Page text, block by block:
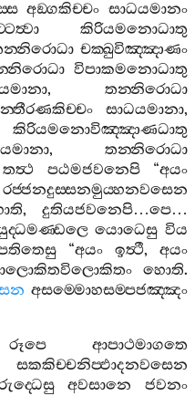
අඞ‍්ගකිච‍්චං සාධයමානං
කිරියමනොධාතු
චක‍්ඛුවිඤ‍්ඤාණං
විපාකමනොධාතු
, තන‍්නිරොධා
සාධයමානා,
කිරියමනොවිඤ‍්ඤාණධාතු
, තන‍්නිරොධා
තත්‍ථ පඨමජවනෙපි“අයං
රජ‍්ජනදුස‍්සනමුය‍්හනවසෙන
, දුතියජවනෙපි…පෙ…
යොධෙසු විය
“අයං ඉත්‍ථී, අයං
හොති.
අසම‍්මොහසම‍්පජඤ‍්ඤං
රූපෙ
ආපාථමාගතෙ
සකකිච‍්චනිප‍්ඵාදනවසෙන
අවසානෙ
ජවනං